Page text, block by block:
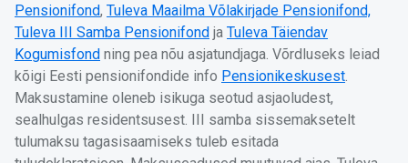
Pensionifond, Tuleva Maailma Võlakirjade Pensionifond,
Tuleva III Samba Pensionifond ja Tuleva Täiendav
Kogumisfond ning pea nõu asjatundjaga. Võrdluseks leiad
kõigi Eesti pensionifondide info Pensionikeskusest.
Maksustamine oleneb isikuga seotud asjaoludest,
sealhulgas residentsusest. III samba sissemaksetelt
tulumaksu tagasisaamiseks tuleb esitada